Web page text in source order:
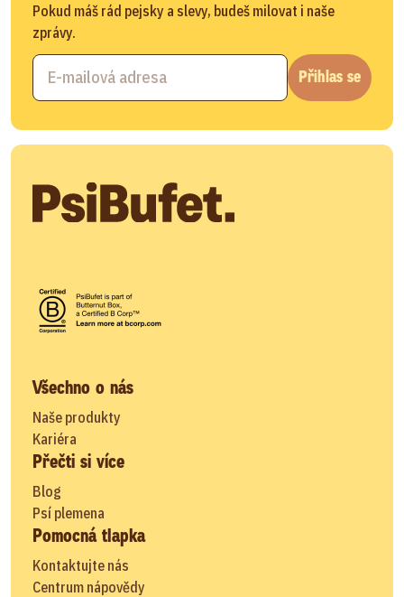
Pokud máš rád pejsky a slevy, budeš milovat i naše
zprávy.
Přihlas se
Všechno o nás
Naše produkty
Kariéra
Přečti si více
Blog
Psí plemena
Pomocná tlapka
Kontaktujte nás
Centrum nápovědy